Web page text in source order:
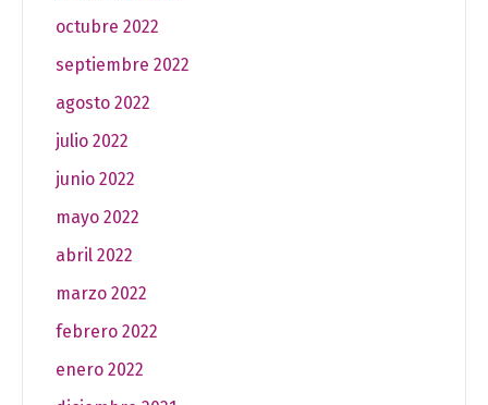
octubre 2022
septiembre 2022
agosto 2022
julio 2022
junio 2022
mayo 2022
abril 2022
marzo 2022
febrero 2022
enero 2022